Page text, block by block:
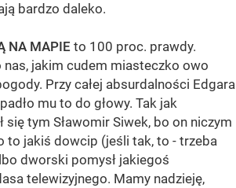
bardzo daleko.
NA MAPIE to 100 proc. prawdy.
nas, jakim cudem miasteczko owo
Przy całej absurdalności Edgara
mu to do głowy. Tak jak
się tym Sławomir Siwek, bo on niczym
to jakiś dowcip (jeśli tak, to - trzeba
dworski pomysł jakiegoś
telewizyjnego. Mamy nadzieję,